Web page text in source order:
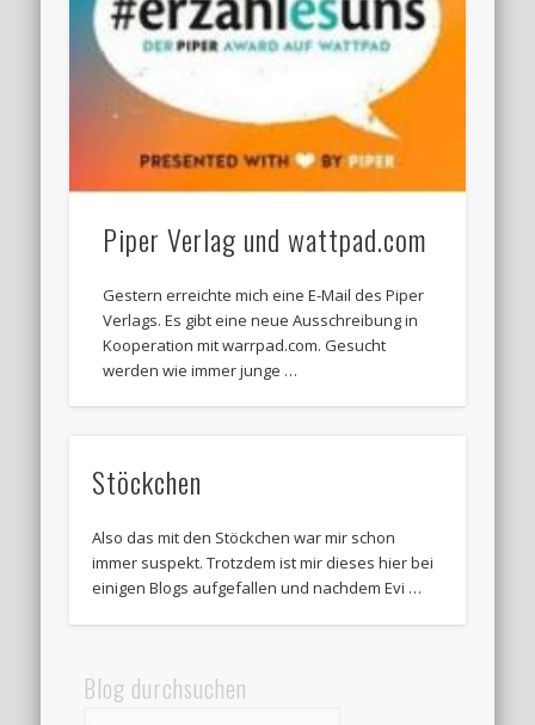
Piper Verlag und wattpad.com
Gestern erreichte mich eine E-Mail des Piper
Verlags. Es gibt eine neue Ausschreibung in
Kooperation mit warrpad.com. Gesucht
werden wie immer junge …
Stöckchen
Also das mit den Stöckchen war mir schon
immer suspekt. Trotzdem ist mir dieses hier bei
einigen Blogs aufgefallen und nachdem Evi …
Blog durchsuchen